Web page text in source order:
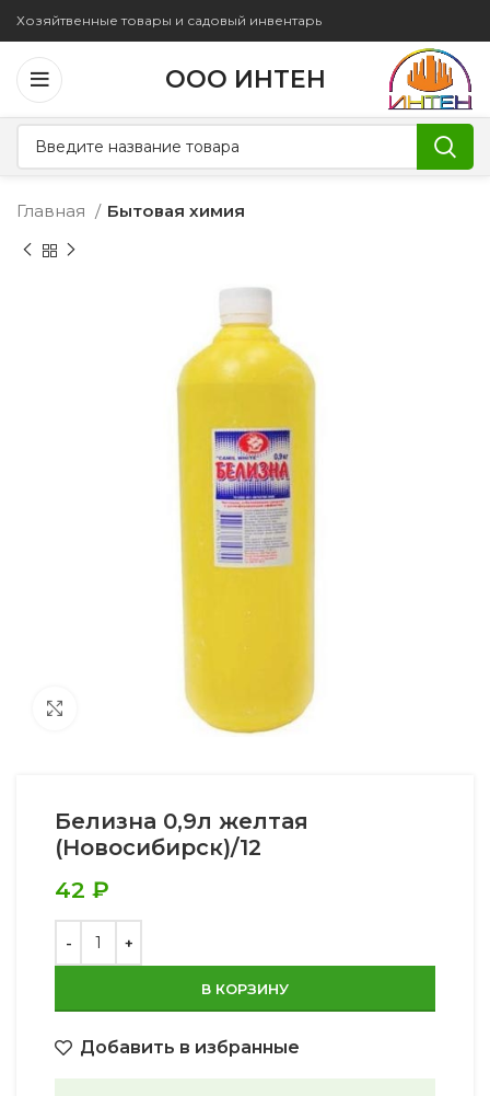
Хозяйтвенные товары и садовый инвентарь
ООО ИНТЕН
Главная Бытовая химия
Белизна 0,9л желтая
(Новосибирск)/12
42 ₽
В КОРЗИНУ
Добавить в избранные